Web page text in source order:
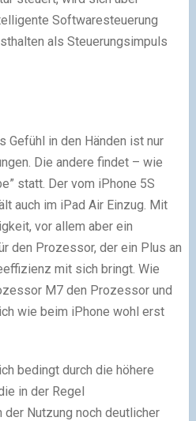
Softwaresteuerung
als Steuerungsimpuls
Gefühl in den Händen ist nur
Die andere findet – wie
statt. Der vom iPhone 5S
auch im iPad Air Einzug. Mit
vor allem aber ein
den Prozessor, der ein Plus an
mit sich bringt. Wie
M7 den Prozessor und
wie beim iPhone wohl erst
bedingt durch die höhere
in der Regel
Nutzung noch deutlicher